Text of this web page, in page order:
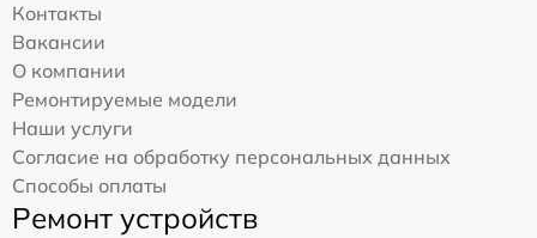
Контакты
Вакансии
О компании
Ремонтируемые модели
Наши услуги
Согласие на обработку персональных данных
Способы оплаты
Ремонт устройств